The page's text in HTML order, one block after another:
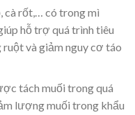
cà rốt,… có trong mì
hỗ trợ quá trình tiêu
và giảm nguy cơ táo
tách muối trong quá
lượng muối trong khẩu